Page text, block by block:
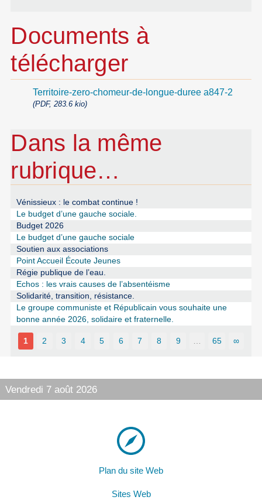
Documents à
télécharger
Territoire-zero-chomeur-de-longue-duree a847-2
(PDF, 283.6 kio)
Dans la même
rubrique…
Vénissieux : le combat continue !
Le budget d’une gauche sociale.
Budget 2026
Le budget d’une gauche sociale
Soutien aux associations
Point Accueil Écoute Jeunes
Régie publique de l’eau.
Echos : les vrais causes de l’absentéisme
Solidarité, transition, résistance.
Le groupe communiste et Républicain vous souhaite une
bonne année 2026, solidaire et fraternelle.
1 2 3 4 5 6 7 8 9 65 ∞
Vendredi 7 août 2026
Plan du site Web
Sites Web